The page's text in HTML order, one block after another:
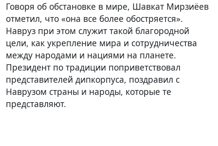
Говоря об обстановке в мире, Шавкат Мирзиёев
отметил, что «она все более обостряется».
Навруз при этом служит такой благородной
цели, как укрепление мира и сотрудничества
между народами и нациями на планете.
Президент по традиции поприветствовал
представителей дипкорпуса, поздравил с
Наврузом страны и народы, которые те
представляют.